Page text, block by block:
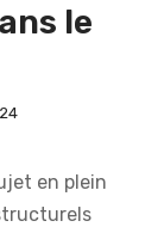
le
en plein